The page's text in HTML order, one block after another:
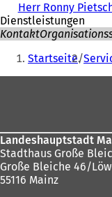
Herr Ronny
Dienstleistungen
Kontakt
Sie
befinden
Startseite
Landeshauptstadt
Stadthaus Große
Große Bleiche 46/
55116 Mainz